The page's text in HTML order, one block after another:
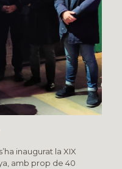
inaugurat la XIX
amb prop de 40